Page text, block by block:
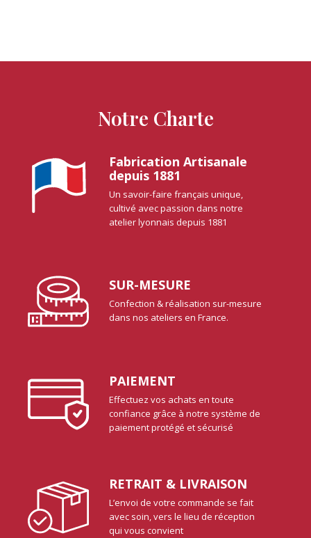
Notre Charte
Fabrication Artisanale
depuis 1881
Un savoir-faire français unique,
cultivé avec passion dans notre
atelier lyonnais depuis 1881
SUR-MESURE
Confection & réalisation sur-mesure
dans nos ateliers en France.
PAIEMENT
Effectuez vos achats en toute
confiance grâce à notre système de
paiement protégé et sécurisé
RETRAIT & LIVRAISON
L’envoi de votre commande se fait
avec soin, vers le lieu de réception
qui vous convient